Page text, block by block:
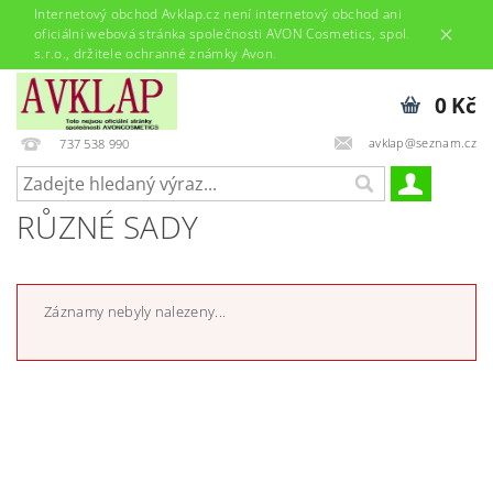
Internetový obchod Avklap.cz není internetový obchod ani
oficiální webová stránka společnosti AVON Cosmetics, spol.
s.r.o., držitele ochranné známky Avon.
737 538 990 avklap@seznam.cz
0 Kč
RŮZNÉ SADY
Záznamy nebyly nalezeny...